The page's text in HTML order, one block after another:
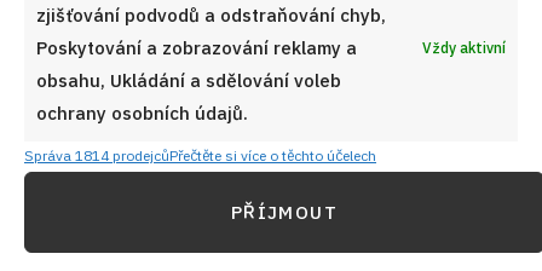
zjišťování podvodů a odstraňování chyb,
Poskytování a zobrazování reklamy a
obsahu, Ukládání a sdělování voleb
ochrany osobních údajů.
Vždy aktivní
Správa 1814 prodejcůPřečtěte si více o těchto účelech
PŘÍJMOUT